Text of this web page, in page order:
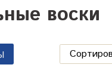
воски